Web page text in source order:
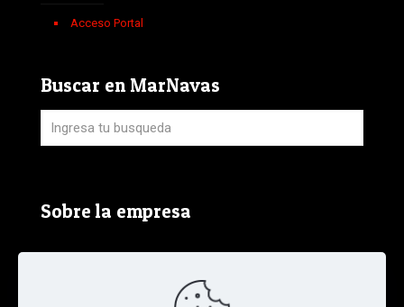
Acceso Portal
Buscar en MarNavas
Sobre la empresa